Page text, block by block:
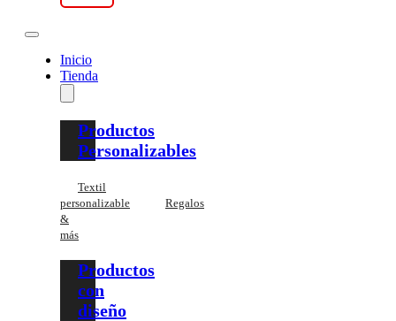
Inicio
Tienda
Productos
Personalizables
Textil
personalizable
Regalos
&
más
Productos
con
diseño